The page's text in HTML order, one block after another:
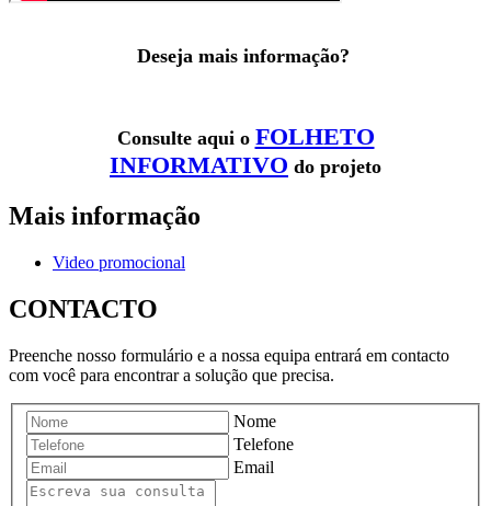
Deseja mais informação?
Consulte aqui o FOLHETO
INFORMATIVO do projeto
Mais informação
Video promocional
CONTACTO
Preenche nosso formulário e a nossa equipa entrará em contacto
com você para encontrar a solução que precisa.
Nome
Telefone
Email